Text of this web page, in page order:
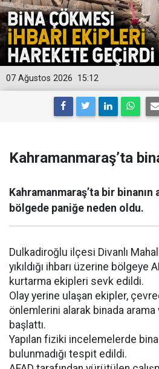
15:12
07 Ağustos 2026
Kahramanmaraş’ta
Kahramanmaraş’ta bir
bölgede paniğe neden oldu.
Dulkadiroğlu ilçesi Divanlı
yıkıldığı ihbarı üzerine bölgeye
kurtarma ekipleri sevk edildi.
Olay yerine ulaşan ekipler,
önlemlerini alarak binada arama
başlattı.
Yapılan fiziki incelemelerde
bulunmadığı tespit edildi.